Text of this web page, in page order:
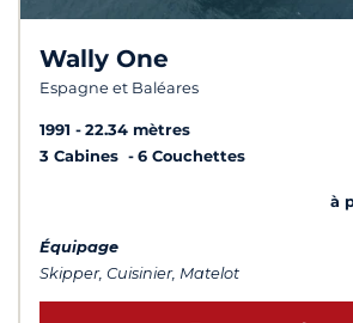
Wally One
Espagne et Baléares
1991
22.34 mètres
3 Cabines
6 Couchettes
à
Équipage
Skipper, Cuisinier, Matelot